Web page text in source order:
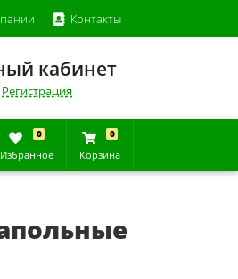
Контакты
кабинет
Регистрация
0
Избранное
0
Корзина